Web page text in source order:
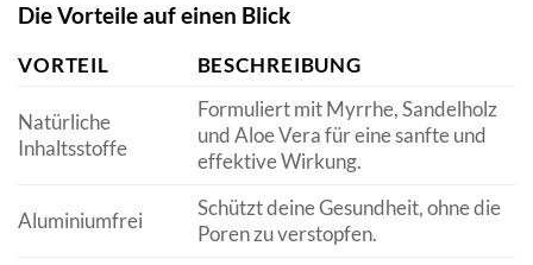
Die Vorteile auf einen Blick
VORTEIL BESCHREIBUNG
Natürliche
Inhaltsstoffe
Formuliert mit Myrrhe, Sandelholz
und Aloe Vera für eine sanfte und
effektive Wirkung.
Aluminiumfrei
Schützt deine Gesundheit, ohne die
Poren zu verstopfen.